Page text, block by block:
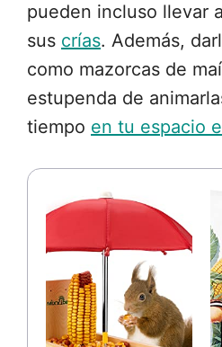
pueden incluso llevar
sus crías. Además,
como mazorcas de
estupenda de
tiempo en tu espacio